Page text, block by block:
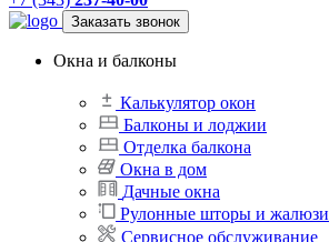
Заказать звонок
Окна и балконы
Калькулятор окон
Балконы и лоджии
Отделка балкона
Окна в дом
Дачные окна
Рулонные шторы и жалюзи
Сервисное обслуживание